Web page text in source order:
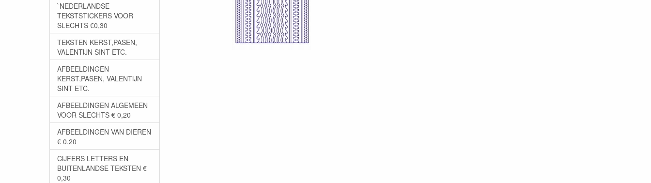
`NEDERLANDSE
TEKSTSTICKERS VOOR
SLECHTS €0,30
TEKSTEN KERST,PASEN,
VALENTIJN SINT ETC.
AFBEELDINGEN
KERST,PASEN, VALENTIJN
SINT ETC.
AFBEELDINGEN ALGEMEEN
VOOR SLECHTS € 0,20
AFBEELDINGEN VAN DIEREN
€ 0,20
CIJFERS LETTERS EN
BUITENLANDSE TEKSTEN €
0,30